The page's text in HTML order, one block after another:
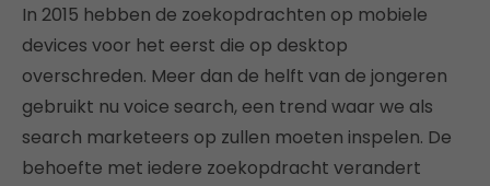
In 2015 hebben de zoekopdrachten op mobiele
devices voor het eerst die op desktop
overschreden. Meer dan de helft van de jongeren
gebruikt nu voice search, een trend waar we als
search marketeers op zullen moeten inspelen. De
behoefte met iedere zoekopdracht verandert